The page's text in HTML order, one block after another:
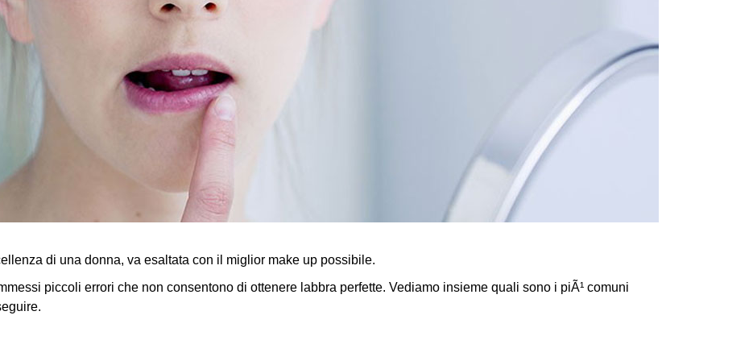
di una donna, va esaltata con il miglior make up possibile.
piccoli errori che non consentono di ottenere labbra perfette. Vediamo insieme quali sono i piÃ¹ comuni